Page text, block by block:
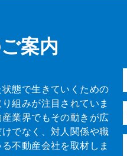
案内
態で生きていくための
組みが注目されていま
業界でもその動きが広
でなく、対人関係や職
不動産会社を取材しま